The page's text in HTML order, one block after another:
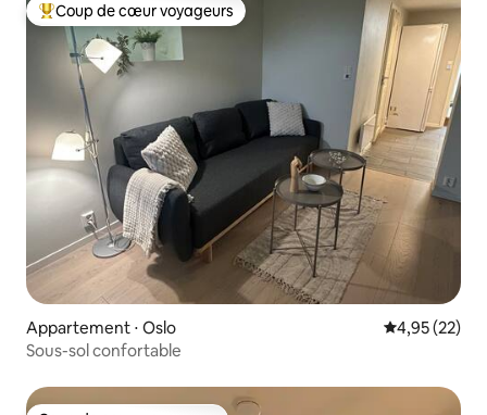
Coups de cœur voyageurs les plus appréciés
Coup de cœur voyageurs
Appartement ⋅ Oslo Évaluation
4,95 (22)
Sous-sol confortable